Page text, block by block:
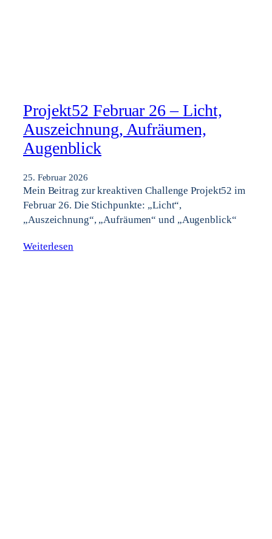
Projekt52 Februar 26 – Licht,
Auszeichnung, Aufräumen,
Augenblick
25. Februar 2026
Mein Beitrag zur kreaktiven Challenge Projekt52 im
Februar 26. Die Stichpunkte: „Licht“,
„Auszeichnung“, „Aufräumen“ und „Augenblick“
Weiterlesen